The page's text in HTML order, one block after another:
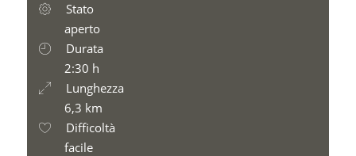
Stato
aperto
Durata
2:30 h
Lunghezza
6,3 km
Difficoltà
facile